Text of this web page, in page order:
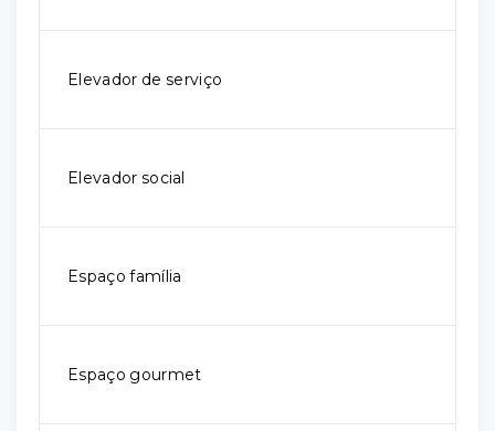
Elevador de serviço
Elevador social
Espaço família
Espaço gourmet